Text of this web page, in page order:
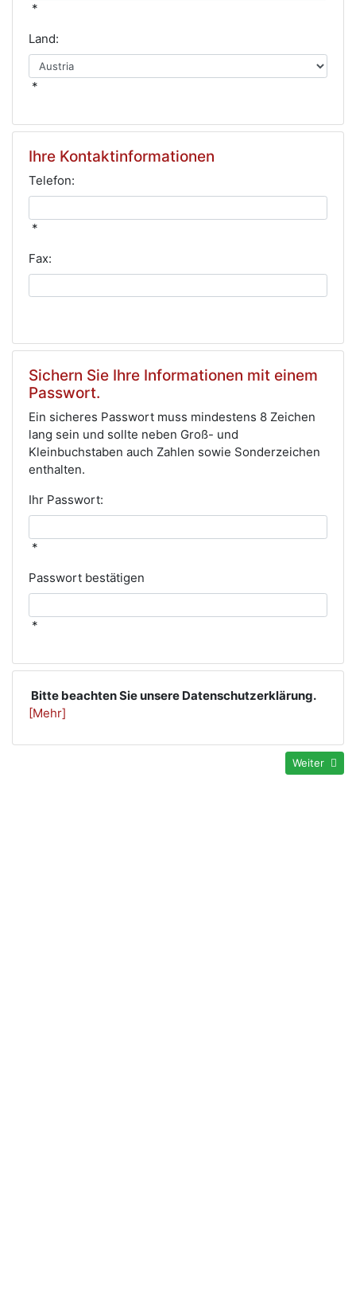
*
Land:
*
Ihre Kontaktinformationen
Telefon:
*
Fax:
Sichern Sie Ihre Informationen mit einem
Passwort.
Ein sicheres Passwort muss mindestens 8 Zeichen
lang sein und sollte neben Groß- und
Kleinbuchstaben auch Zahlen sowie Sonderzeichen
enthalten.
Ihr Passwort:
*
Passwort bestätigen
*
Bitte beachten Sie unsere Datenschutzerklärung.
[Mehr]
Weiter